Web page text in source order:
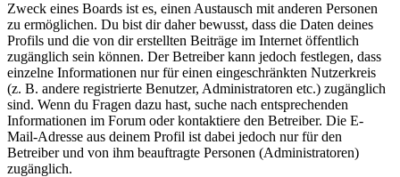
Zweck eines Boards ist es, einen Austausch mit anderen Personen
zu ermöglichen. Du bist dir daher bewusst, dass die Daten deines
Profils und die von dir erstellten Beiträge im Internet öffentlich
zugänglich sein können. Der Betreiber kann jedoch festlegen, dass
einzelne Informationen nur für einen eingeschränkten Nutzerkreis
(z. B. andere registrierte Benutzer, Administratoren etc.) zugänglich
sind. Wenn du Fragen dazu hast, suche nach entsprechenden
Informationen im Forum oder kontaktiere den Betreiber. Die E-
Mail-Adresse aus deinem Profil ist dabei jedoch nur für den
Betreiber und von ihm beauftragte Personen (Administratoren)
zugänglich.